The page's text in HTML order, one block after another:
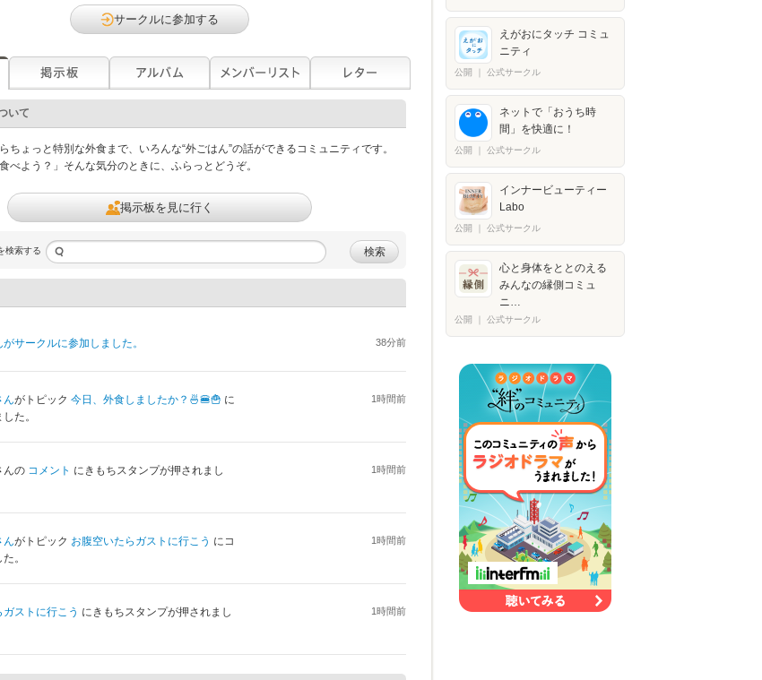
サークルに参加する
いて
ちょっと特別な外食まで、いろんな“外ごはん”の話ができるコミュニティです。
べよう？」そんな気分のときに、ふらっとどうぞ。
掲示板を見に行く
検索する 検索
がサークルに参加しました。 38分前
んがトピック 今日、外食しましたか？🍜🍔🍟 に
た。
1時間前
んの コメント にきもちスタンプが押されまし
1時間前
んがトピック お腹空いたらガストに行こう にコ
。
1時間前
ストに行こう にきもちスタンプが押されまし
1時間前
えがおにタッチ コミュ
ニティ
公開 公式サークル
ネットで「おうち時
間」を快適に！
公開 公式サークル
インナービューティー
Labo
公開 公式サークル
心と身体をととのえる
みんなの縁側コミュ
ニ…
公開 公式サークル